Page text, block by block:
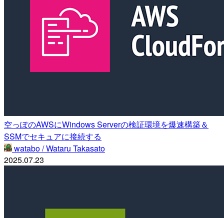
空っぽのAWSにWindows Serverの検証環境を爆速構築＆
SSMでセキュアに接続する
watabo / Wataru Takasato
2025.07.23